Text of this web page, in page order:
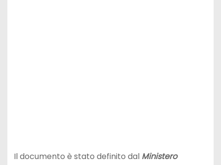
Il documento è stato definito dal Ministero